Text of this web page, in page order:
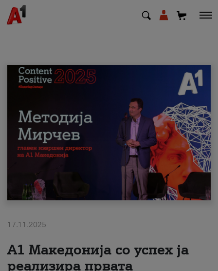
МК EN
Приватни Деловни
Поддршка
Надополни кредит
#ПодобарОнлајн
17.11.2025
А1 Македонија со успех ја
реализира првата